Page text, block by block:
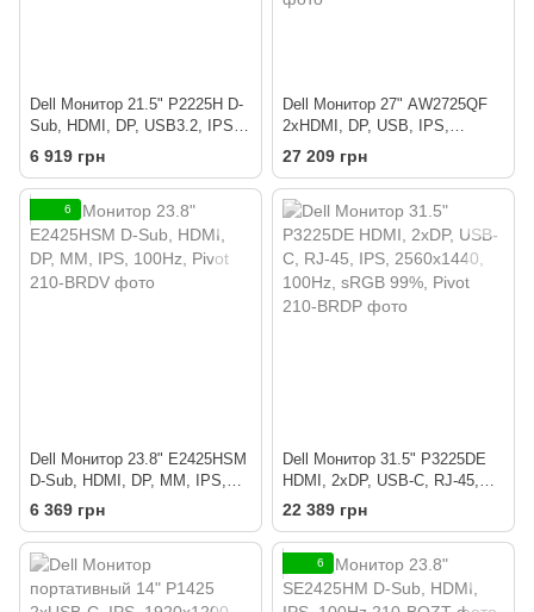
Dell Монитор 21.5" P2225H D-
Sub, HDMI, DP, USB3.2, IPS,
100Hz, sRGB 99%, Pivot
6 919 грн
Dell Монитор 27" AW2725QF
2xHDMI, DP, USB, IPS,
3840x2160, 180Hz, 0.5ms, DCI-
P3 95%, G-SYNC,
AdaptiveSync, Pivot, HDR 600
27 209 грн
6
Dell Монитор 23.8" E2425HSM
D-Sub, HDMI, DP, MM, IPS,
100Hz, Pivot
6 369 грн
Dell Монитор 31.5" P3225DE
HDMI, 2xDP, USB-C, RJ-45,
IPS, 2560x1440, 100Hz, sRGB
99%, Pivot
22 389 грн
6